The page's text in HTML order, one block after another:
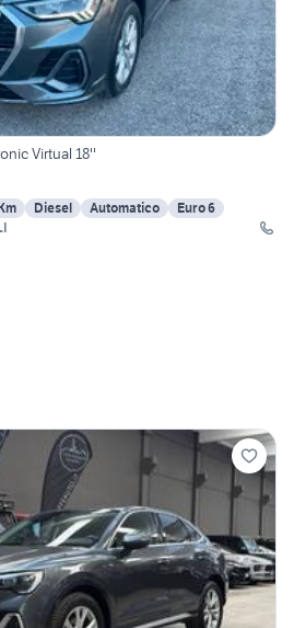
Virtual 18''
Diesel Automatico
Euro 6